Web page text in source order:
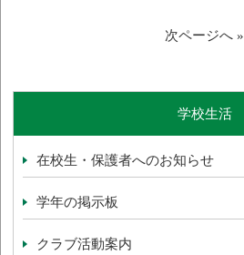
次ページへ »
学校生活
在校生・保護者へのお知らせ
学年の掲示板
クラブ活動案内